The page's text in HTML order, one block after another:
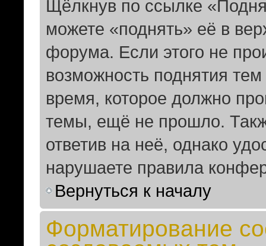
Щёлкнув по ссылке
можете «поднять» её в
форума. Если этого не
возможность поднятия
время, которое должно
темы, ещё не прошло.
ответив на неё, однако
нарушаете правила
Вернуться к началу
Форматирование